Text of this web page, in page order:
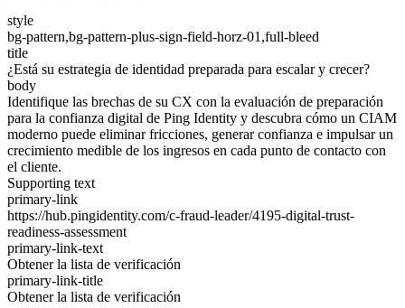
style
bg-pattern,bg-pattern-plus-sign-field-horz-01,full-bleed
title
¿Está su estrategia de identidad preparada para escalar y crecer?
body
Identifique las brechas de su CX con la evaluación de preparación
para la confianza digital de Ping Identity y descubra cómo un CIAM
moderno puede eliminar fricciones, generar confianza e impulsar un
crecimiento medible de los ingresos en cada punto de contacto con
el cliente.
Supporting text
primary-link
https://hub.pingidentity.com/c-fraud-leader/4195-digital-trust-
readiness-assessment
primary-link-text
Obtener la lista de verificación
primary-link-title
Obtener la lista de verificación